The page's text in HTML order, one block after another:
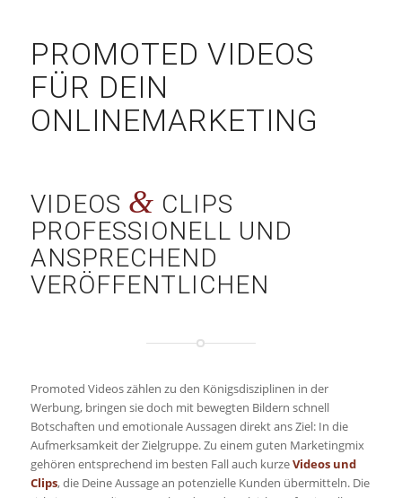
PROMOTED VIDEOS
FÜR DEIN
ONLINEMARKETING
VIDEOS & CLIPS
PROFESSIONELL UND
ANSPRECHEND
VERÖFFENTLICHEN
Promoted Videos zählen zu den Königsdisziplinen in der
Werbung, bringen sie doch mit bewegten Bildern schnell
Botschaften und emotionale Aussagen direkt ans Ziel: In die
Aufmerksamkeit der Zielgruppe. Zu einem guten Marketingmix
gehören entsprechend im besten Fall auch kurzeVideos und
Clips, die Deine Aussage an potenzielle Kunden übermitteln. Die